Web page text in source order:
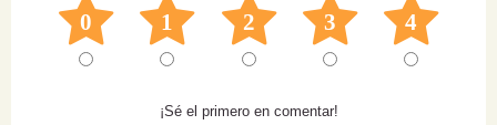
0 1 2 3 4
¡Sé el primero en comentar!